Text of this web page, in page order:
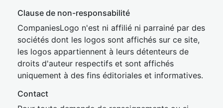
Clause de non-responsabilité
CompaniesLogo n'est ni affilié ni parrainé par des
sociétés dont les logos sont affichés sur ce site,
les logos appartiennent à leurs détenteurs de
droits d'auteur respectifs et sont affichés
uniquement à des fins éditoriales et informatives.
Contact